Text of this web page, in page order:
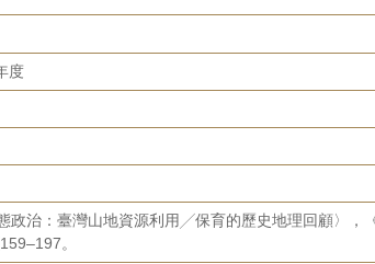
度
政治：臺灣山地資源利用╱保育的歷史地理回顧〉，
。